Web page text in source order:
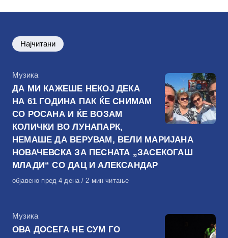
Најчитани
КАтегорија
Музика
ДА МИ КАЖЕШЕ НЕКОЈ ДЕКА
НА 61 ГОДИНА ПАК ЌЕ СНИМАМ
СО РОСАНА И ЌЕ ВОЗАМ
КОЛИЧКИ ВО ЛУНАПАРК,
НЕМАШЕ ДА ВЕРУВАМ, ВЕЛИ МАРИЈАНА
НОВАЧЕВСКА ЗА ПЕСНАТА „ЗАСЕКОГАШ
МЛАДИ“ СО ДАЦ И АЛЕКСАНДАР
Објавено
објавено пред 4 дена 2 мин читање
КАтегорија
Музика
ОВА ДОСЕГА НЕ СУМ ГО